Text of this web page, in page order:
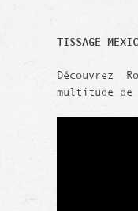
TISSAGE
Découvrez
multitude